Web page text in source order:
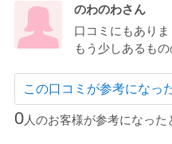
のわのわさん
口コミにもあり
もう少しあるも
この口コミが参考になっ
0人のお客様が参考になった